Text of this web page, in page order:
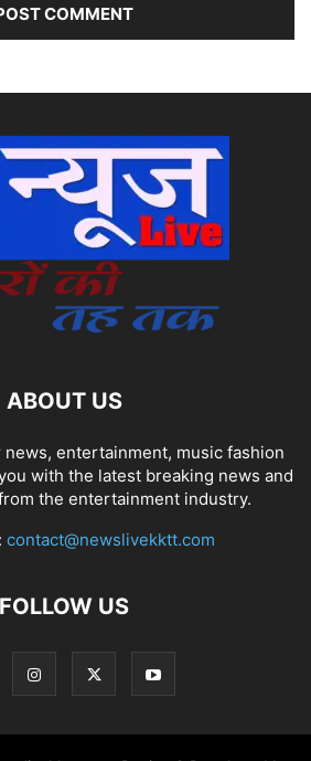
ABOUT US
entertainment, music fashion
with the latest breaking news and
the entertainment industry.
contact@newslivekktt.com
FOLLOW US